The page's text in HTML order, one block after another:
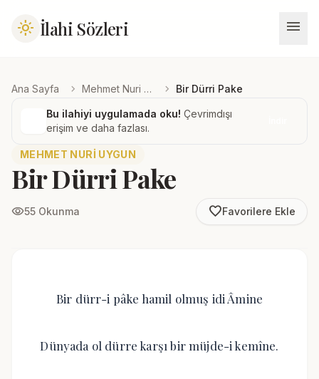
light_mode İlahi Sözleri menu
Ana Sayfa chevron_right Mehmet Nuri Uygun chevron_right Bir Dürri Pake
Bu ilahiyi uygulamada oku! Çevrimdışı
erişim ve daha fazlası.
MEHMET NURI UYGUN
Bir Dürri Pake
visibility55 Okunma favorite_borderFavorilere Ekle
Bir dürr-i pâke hamil olmuş idi Âmine
Dünyada ol dürre karşı bir müjde-i kemîne.